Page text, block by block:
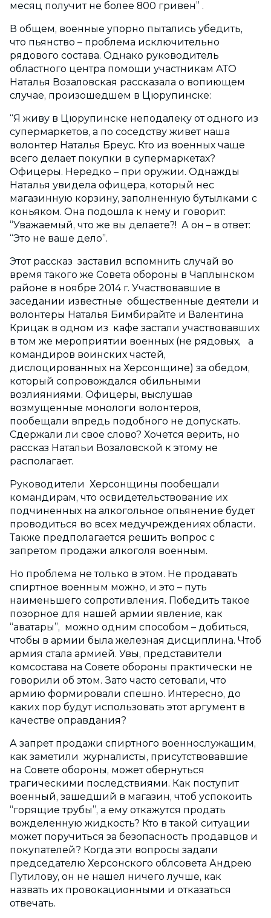
месяц получит не более 800 гривен” .
В общем, военные упорно пытались убедить,
что пьянство – проблема исключительно
рядового состава. Однако руководитель
областного центра помощи участникам АТО
Наталья Возаловская рассказала о вопиющем
случае, произошедшем в Цюрупинске:
“Я живу в Цюрупинске неподалеку от одного из
супермаркетов, а по соседству живет наша
волонтер Наталья Бреус. Кто из военных чаще
всего делает покупки в супермаркетах?
Офицеры. Нередко – при оружии. Однажды
Наталья увидела офицера, который нес
магазинную корзину, заполненную бутылками с
коньяком. Она подошла к нему и говорит:
“Уважаемый, что же вы делаете?! А он – в ответ:
“Это не ваше дело”.
Этот рассказ заставил вспомнить случай во
время такого же Совета обороны в Чаплынском
районе в ноябре 2014 г. Участвовавшие в
заседании известные общественные деятели и
волонтеры Наталья Бимбирайте и Валентина
Крицак в одном из кафе застали участвовавших
в том же мероприятии военных (не рядовых, а
командиров воинских частей,
дислоцированных на Херсонщине) за обедом,
который сопровождался обильными
возлияниями. Офицеры, выслушав
возмущенные монологи волонтеров,
пообещали впредь подобного не допускать.
Сдержали ли свое слово? Хочется верить, но
рассказ Натальи Возаловской к этому не
располагает.
Руководители Херсонщины пообещали
командирам, что освидетельствование их
подчиненных на алкогольное опьянение будет
проводиться во всех медучреждениях области.
Также предполагается решить вопрос с
запретом продажи алкоголя военным.
Но проблема не только в этом. Не продавать
спиртное военным можно, и это – путь
наименьшего сопротивления. Победить такое
позорное для нашей армии явление, как
“аватары”, можно одним способом – добиться,
чтобы в армии была железная дисциплина. Чтоб
армия стала армией. Увы, представители
комсостава на Совете обороны практически не
говорили об этом. Зато часто сетовали, что
армию формировали спешно. Интересно, до
каких пор будут использовать этот аргумент в
качестве оправдания?
А запрет продажи спиртного военнослужащим,
как заметили журналисты, присутствовавшие
на Совете обороны, может обернуться
трагическими последствиями. Как поступит
военный, зашедший в магазин, чтоб успокоить
“горящие трубы”, а ему откажутся продать
вожделенную жидкость? Кто в такой ситуации
может поручиться за безопасность продавцов и
покупателей? Когда эти вопросы задали
председателю Херсонского облсовета Андрею
Путилову, он не нашел ничего лучше, как
назвать их провокационными и отказаться
отвечать.